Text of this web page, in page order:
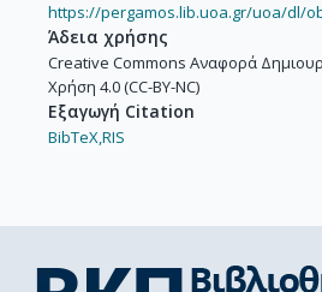
https://pergamos.lib.uoa.gr/uoa/dl/
Άδεια χρήσης
Creative Commons Αναφορά
Χρήση 4.0 (CC-BY-NC)
Εξαγωγή Citation
BibTeX,RIS